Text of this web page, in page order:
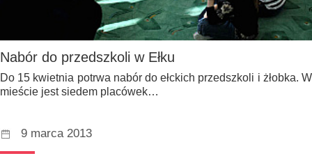
Nabór do przedszkoli w Ełku
Do 15 kwietnia potrwa nabór do ełckich przedszkoli i żłobka. W
mieście jest siedem placówek…
9 marca 2013